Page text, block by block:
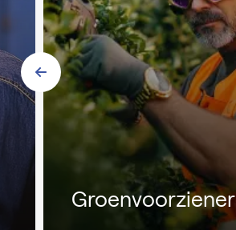
Groenvoorziener